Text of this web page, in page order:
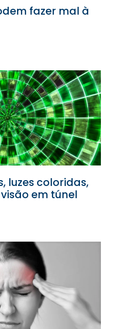
fazer mal à
luzes coloridas,
em túnel